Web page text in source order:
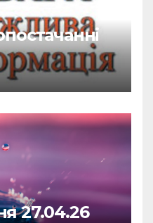
27.04.26